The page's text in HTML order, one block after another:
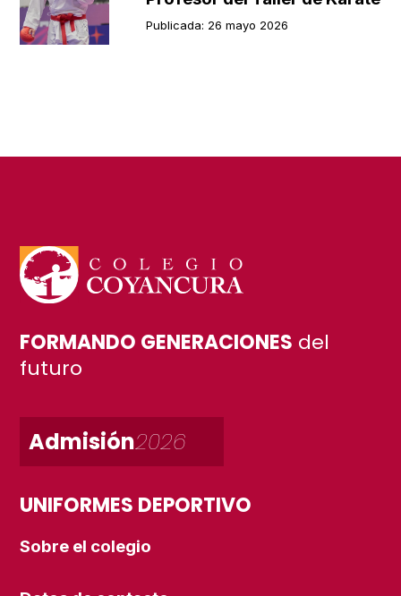
Publicada: 26 mayo 2026
FORMANDO GENERACIONES del
futuro
Admisión2026
UNIFORMES DEPORTIVO
Sobre el colegio